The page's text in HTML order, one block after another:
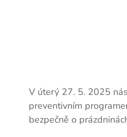
V úterý 27. 5. 2025
preventivním
bezpečně o